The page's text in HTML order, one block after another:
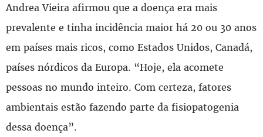
Andrea Vieira afirmou que a doença era mais
prevalente e tinha incidência maior há 20 ou 30 anos
em países mais ricos, como Estados Unidos, Canadá,
países nórdicos da Europa. “Hoje, ela acomete
pessoas no mundo inteiro. Com certeza, fatores
ambientais estão fazendo parte da fisiopatogenia
dessa doença”.